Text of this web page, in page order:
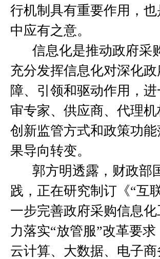
行机制具有重要作用，
中应有之意。
信息化是推动政府采
充分发挥信息化对深化
障、引领和驱动作用，
审专家、供应商、代理
创新监管方式和政策功
果导向转变。
郭方明透露，财政部
践，正在研究制订《“互
一步完善政府采购信息
力落实“放管服”改革要
云计算、大数据、电子